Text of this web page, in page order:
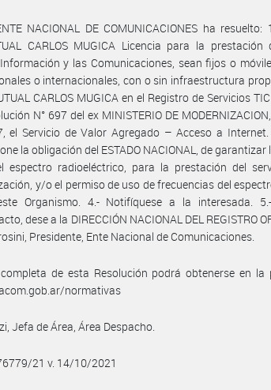
NACIONAL DE COMUNICACIONES ha
CARLOS MUGICA Licencia para la
y las Comunicaciones, sean fijos o
o internacionales, con o sin infraestructura
CARLOS MUGICA en el Registro de Servicios
N° 697 del ex MINISTERIO DE
el Servicio de Valor Agregado – Acceso a
la obligación del ESTADO NACIONAL, de
espectro radioeléctrico, para la prestación del
y/o el permiso de uso de frecuencias del
Organismo. 4.- Notifíquese a la interesada. 5.-
dese a la DIRECCIÓN NACIONAL DEL REGISTRO
Presidente, Ente Nacional de Comunicaciones.
de esta Resolución podrá obtenerse en la
normativas
Jefa de Área, Área Despacho.
21 v. 14/10/2021